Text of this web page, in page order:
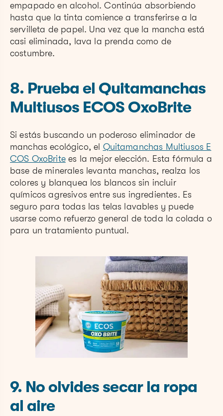
empapado en alcohol. Continúa absorbiendo
hasta que la tinta comience a transferirse a la
servilleta de papel. Una vez que la mancha está
casi eliminada, lava la prenda como de
costumbre.
8. Prueba el Quitamanchas
Multiusos ECOS OxoBrite
Si estás buscando un poderoso eliminador de
manchas ecológico, el Quitamanchas Multiusos E
COS OxoBritees la mejor elección. Esta fórmula a
base de minerales levanta manchas, realza los
colores y blanquea los blancos sin incluir
químicos agresivos entre sus ingredientes. Es
seguro para todas las telas lavables y puede
usarse como refuerzo general de toda la colada o
para un tratamiento puntual.
9. No olvides secar la ropa
al aire